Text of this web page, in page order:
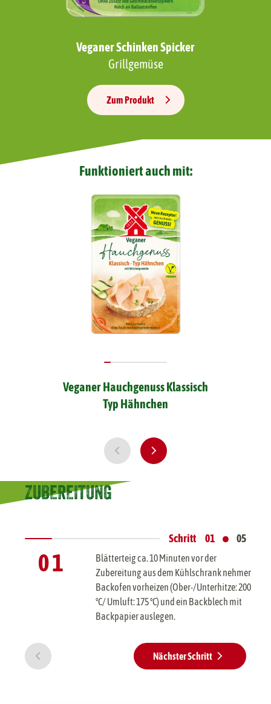
Veganer Schinken Spicker
Grillgemüse
Zum Produkt
Funktioniert auch mit:
Veganer Hauchgenuss Klassisch
Typ Hähnchen
ZUBEREITUNG
0 1
Blätterteig ca. 10 Minuten vor der
Zubereitung aus dem Kühlschrank nehmen.
Backofen vorheizen (Ober-/Unterhitze: 200
°C/ Umluft: 175 °C) und ein Backblech mit
Backpapier auslegen.
Nächster Schritt
Schritt 01 • 05